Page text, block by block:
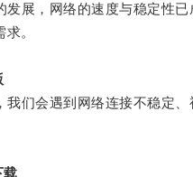
展，网络的速度与稳定性已
。
们会遇到网络连接不稳定、
载